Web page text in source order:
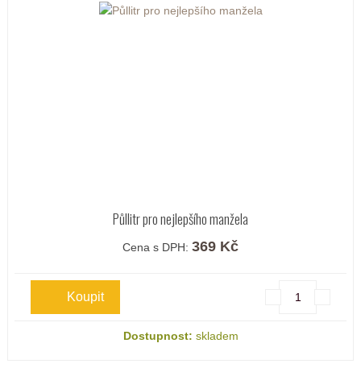
Půllitr pro nejlepšího manžela
Cena s DPH: 369 Kč
Dostupnost: skladem